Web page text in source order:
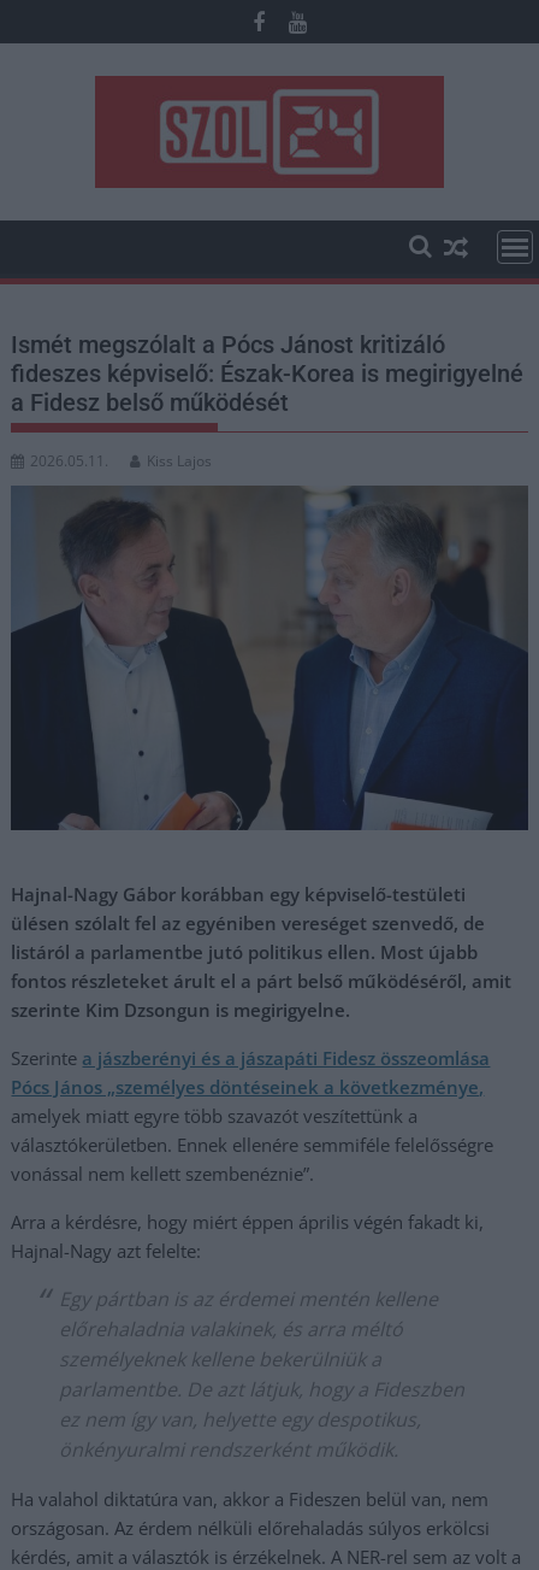
to
Ismét megszólalt a Pócs Jánost kritizáló
fideszes képviselő: Észak-Korea is megirigyelné
a Fidesz belső működését
2026.05.11. Kiss Lajos
Hajnal-Nagy Gábor korábban egy képviselő-testületi
ülésen szólalt fel az egyéniben vereséget szenvedő, de
listáról a parlamentbe jutó politikus ellen. Most újabb
fontos részleteket árult el a párt belső működéséről, amit
szerinte Kim Dzsongun is megirigyelne.
Szerinte a jászberényi és a jászapáti Fidesz összeomlása
Pócs János „személyes döntéseinek a következménye,
amelyek miatt egyre több szavazót veszítettünk a
választókerületben. Ennek ellenére semmiféle felelősségre
vonással nem kellett szembenéznie”.
Arra a kérdésre, hogy miért éppen április végén fakadt ki,
Hajnal-Nagy azt felelte:
Egy pártban is az érdemei mentén kellene
előrehaladnia valakinek, és arra méltó
személyeknek kellene bekerülniük a
parlamentbe. De azt látjuk, hogy a Fideszben
ez nem így van, helyette egy despotikus,
önkényuralmi rendszerként működik.
Ha valahol diktatúra van, akkor a Fideszen belül van, nem
országosan. Az érdem nélküli előrehaladás súlyos erkölcsi
kérdés, amit a választók is érzékelnek. A NER-rel sem az volt a